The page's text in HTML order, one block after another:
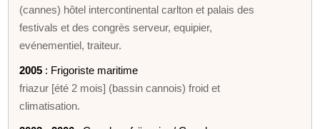
(cannes) hôtel intercontinental carlton et palais des
festivals et des congrès serveur, equipier,
evénementiel, traiteur.
2005 : Frigoriste maritime
friazur [été 2 mois] (bassin cannois) froid et
climatisation.